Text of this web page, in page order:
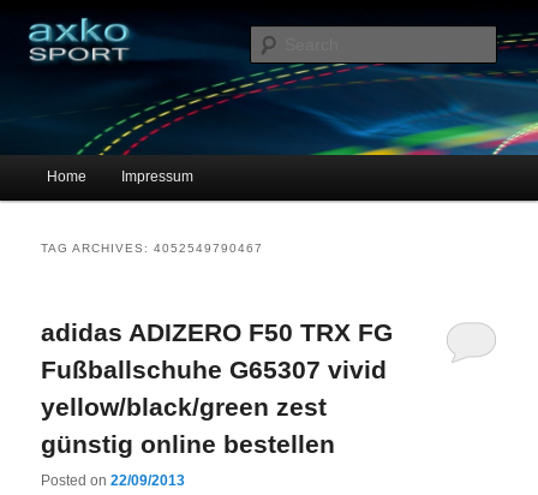
axko-sport – Sportschuhe online
Main menu
Skip to primary content
Skip to secondary content
Home Impressum
TAG ARCHIVES:4052549790467
adidas ADIZERO F50 TRX FG
Fußballschuhe G65307 vivid
yellow/black/green zest
günstig online bestellen
Posted on22/09/2013